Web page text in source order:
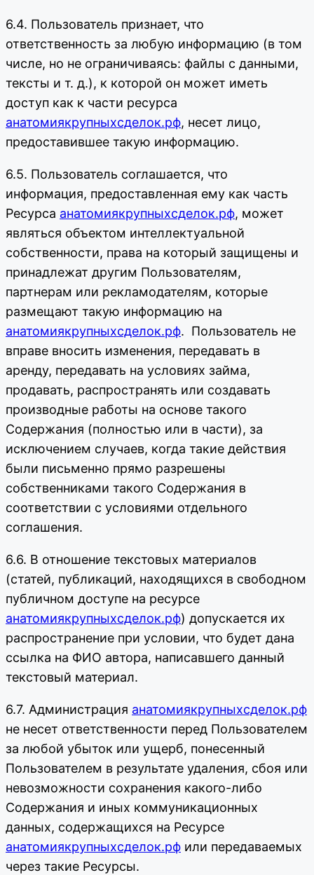
6.4. Пользователь признает, что
ответственность за любую информацию (в том
числе, но не ограничиваясь: файлы с данными,
тексты и т. д.), к которой он может иметь
доступ как к части ресурса
анатомиякрупныхсделок.рф, несет лицо,
предоставившее такую информацию.
6.5. Пользователь соглашается, что
информация, предоставленная ему как часть
Ресурса анатомиякрупныхсделок.рф, может
являться объектом интеллектуальной
собственности, права на который защищены и
принадлежат другим Пользователям,
партнерам или рекламодателям, которые
размещают такую информацию на
анатомиякрупныхсделок.рф. Пользователь не
вправе вносить изменения, передавать в
аренду, передавать на условиях займа,
продавать, распространять или создавать
производные работы на основе такого
Содержания (полностью или в части), за
исключением случаев, когда такие действия
были письменно прямо разрешены
собственниками такого Содержания в
соответствии с условиями отдельного
соглашения.
6.6. В отношение текстовых материалов
(статей, публикаций, находящихся в свободном
публичном доступе на ресурсе
анатомиякрупныхсделок.рф) допускается их
распространение при условии, что будет дана
ссылка на ФИО автора, написавшего данный
текстовый материал.
6.7. Администрация анатомиякрупныхсделок.рф
не несет ответственности перед Пользователем
за любой убыток или ущерб, понесенный
Пользователем в результате удаления, сбоя или
невозможности сохранения какого-либо
Содержания и иных коммуникационных
данных, содержащихся на Ресурсе
анатомиякрупныхсделок.рф или передаваемых
через такие Ресурсы.